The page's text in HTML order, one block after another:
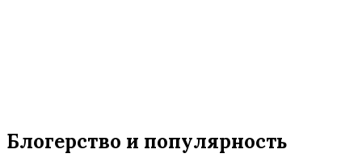
Блогерство и популярность